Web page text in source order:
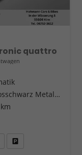
quattro
Mythosschwarz Metallic
Sie an
Fahrzeugexposé (PDF)